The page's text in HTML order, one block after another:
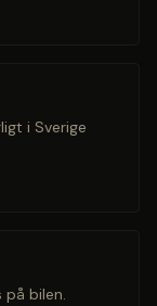
i Sverige
bilen.